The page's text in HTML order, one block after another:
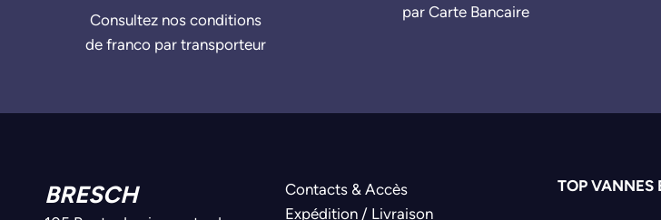
Consultez nos conditions
de franco par transporteur
par Carte Bancaire
BRESCH
Contacts & Accès
Expédition / Livraison
TOP VANNES